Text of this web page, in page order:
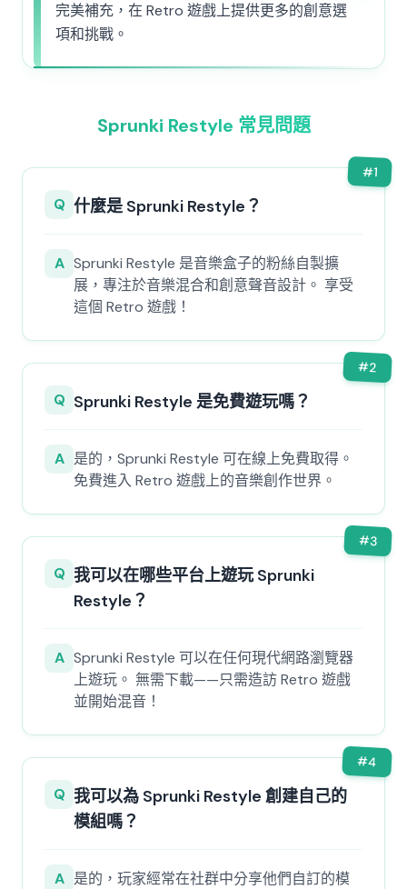
完美補充，在 Retro 遊戲上提供更多的創意選
項和挑戰。
Sprunki Restyle 常見問題
#1
Q 什麼是 Sprunki Restyle？
A Sprunki Restyle 是音樂盒子的粉絲自製擴
展，專注於音樂混合和創意聲音設計。 享受
這個 Retro 遊戲！
#2
Q Sprunki Restyle 是免費遊玩嗎？
A 是的，Sprunki Restyle 可在線上免費取得。
免費進入 Retro 遊戲上的音樂創作世界。
#3
Q 我可以在哪些平台上遊玩 Sprunki
Restyle？
A Sprunki Restyle 可以在任何現代網路瀏覽器
上遊玩。 無需下載——只需造訪 Retro 遊戲
並開始混音！
#4
Q 我可以為 Sprunki Restyle 創建自己的
模組嗎？
A 是的，玩家經常在社群中分享他們自訂的模